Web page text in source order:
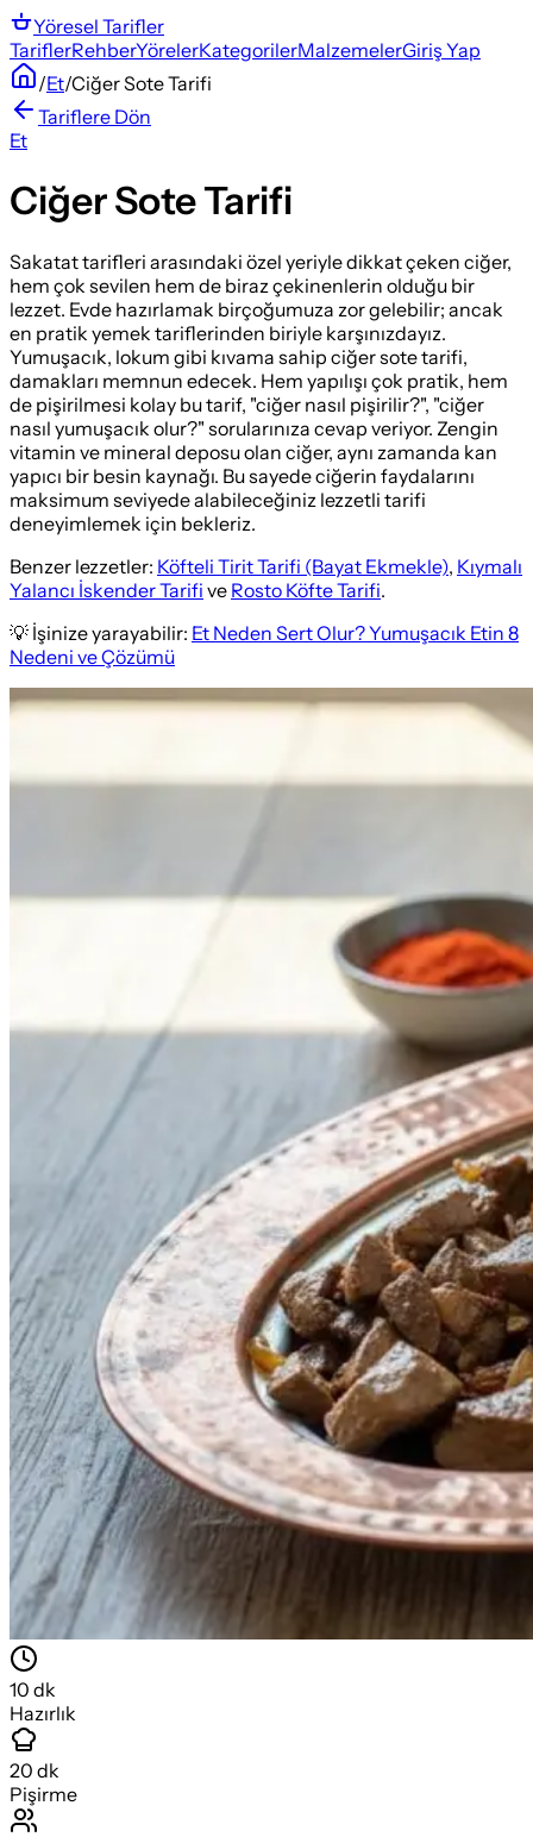
Yöresel Tarifler
TariflerRehberYörelerKategorilerMalzemelerGiriş Yap
/Et/Ciğer Sote Tarifi
Tariflere Dön
Et
Ciğer Sote Tarifi
Sakatat tarifleri arasındaki özel yeriyle dikkat çeken ciğer,
hem çok sevilen hem de biraz çekinenlerin olduğu bir
lezzet. Evde hazırlamak birçoğumuza zor gelebilir; ancak
en pratik yemek tariflerinden biriyle karşınızdayız.
Yumuşacık, lokum gibi kıvama sahip ciğer sote tarifi,
damakları memnun edecek. Hem yapılışı çok pratik, hem
de pişirilmesi kolay bu tarif, "ciğer nasıl pişirilir?", "ciğer
nasıl yumuşacık olur?" sorularınıza cevap veriyor. Zengin
vitamin ve mineral deposu olan ciğer, aynı zamanda kan
yapıcı bir besin kaynağı. Bu sayede ciğerin faydalarını
maksimum seviyede alabileceğiniz lezzetli tarifi
deneyimlemek için bekleriz.
Benzer lezzetler: Köfteli Tirit Tarifi (Bayat Ekmekle), Kıymalı
Yalancı İskender Tarifi ve Rosto Köfte Tarifi.
💡 İşinize yarayabilir: Et Neden Sert Olur? Yumuşacık Etin 8
Nedeni ve Çözümü
10 dk
Hazırlık
20 dk
Pişirme